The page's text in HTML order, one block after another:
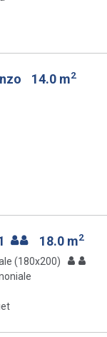
14.0 m2
18.0 m2
(180x200)